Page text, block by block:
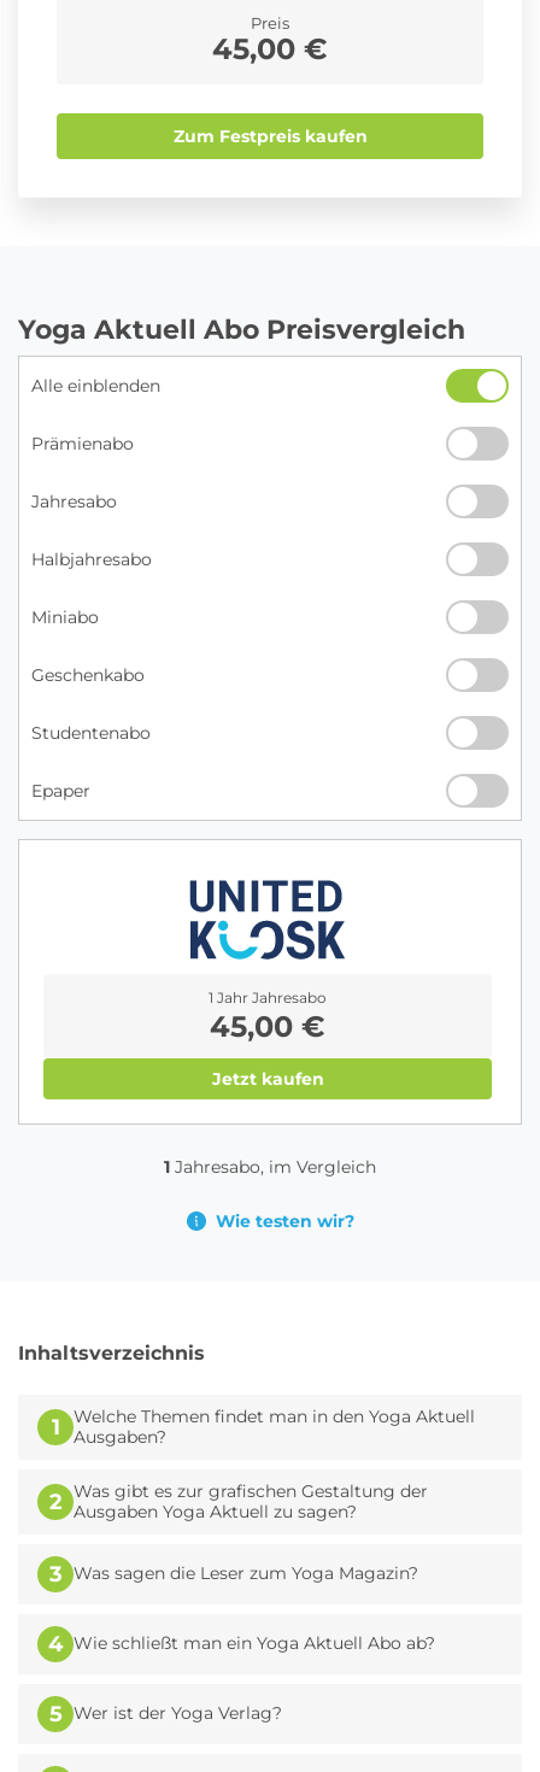
News
Login
Preis
45,00 €
Zum Festpreis kaufen
Yoga Aktuell Abo Preisvergleich
Alle einblenden
Prämienabo
Jahresabo
Halbjahresabo
Miniabo
Geschenkabo
Studentenabo
Epaper
1 Jahr Jahresabo
45,00 €
Jetzt kaufen
1 Jahresabo, im Vergleich
Wie testen wir?
Inhaltsverzeichnis
1
Welche Themen findet man in den Yoga Aktuell
Ausgaben?
2 Was gibt es zur grafischen Gestaltung der
Ausgaben Yoga Aktuell zu sagen?
3 Was sagen die Leser zum Yoga Magazin?
4 Wie schließt man ein Yoga Aktuell Abo ab?
5 Wer ist der Yoga Verlag?